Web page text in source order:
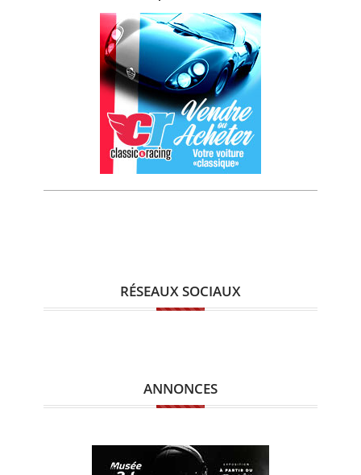
RÉSEAUX SOCIAUX
ANNONCES